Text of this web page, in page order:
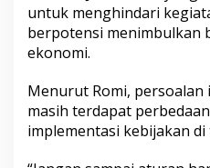
untuk menghindari
berpotensi menimbulkan
ekonomi.
Menurut Romi,
masih terdapat
implementasi kebijakan